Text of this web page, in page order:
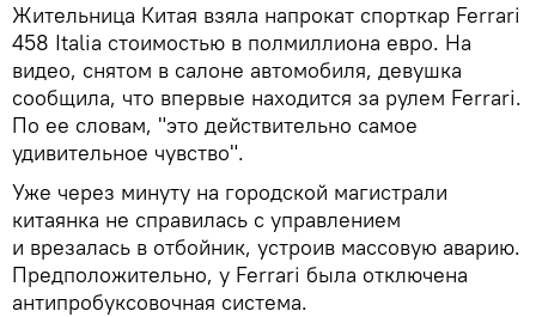
Жительница Китая взяла напрокат спорткар Ferrari
458 Italia стоимостью в полмиллиона евро. На
видео, снятом в салоне автомобиля, девушка
сообщила, что впервые находится за рулем Ferrari.
По ее словам, "это действительно самое
удивительное чувство".
Уже через минуту на городской магистрали
китаянка не справилась с управлением
и врезалась в отбойник, устроив массовую аварию.
Предположительно, у Ferrari была отключена
антипробуксовочная система.